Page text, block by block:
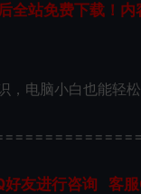
全站免费下载！
电脑小白也能轻松
友进行咨询 客